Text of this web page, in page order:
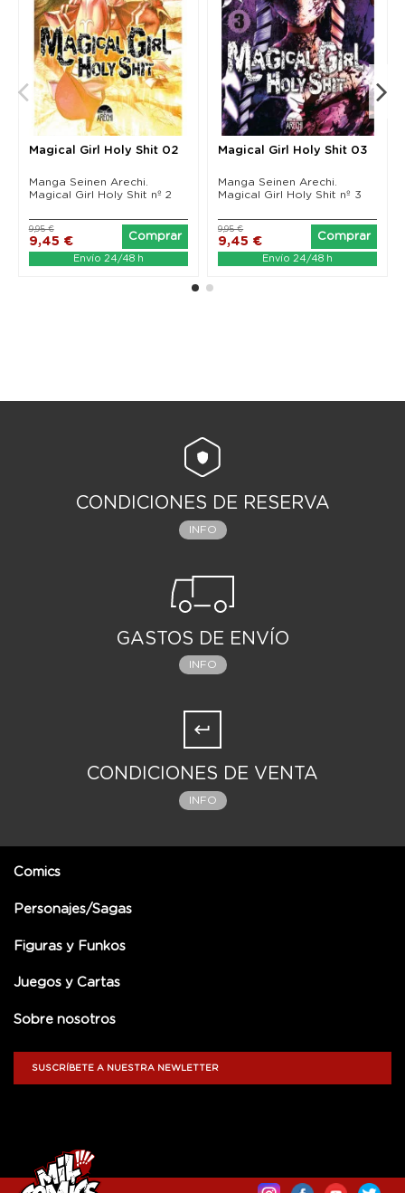
Magical Girl Holy Shit 02
Manga Seinen Arechi.
Magical Girl Holy Shit nº 2
9,45 €
9,95 €
Comprar
Envío 24/48 h
Magical Girl Holy Shit 03
Manga Seinen Arechi.
Magical Girl Holy Shit nº 3
9,45 €
9,95 €
Comprar
Envío 24/48 h
CONDICIONES DE RESERVA
INFO
GASTOS DE ENVÍO
INFO
CONDICIONES DE VENTA
INFO
Comics
Personajes/Sagas
Figuras y Funkos
Juegos y Cartas
Sobre nosotros
SUSCRÍBETE A NUESTRA NEWLETTER